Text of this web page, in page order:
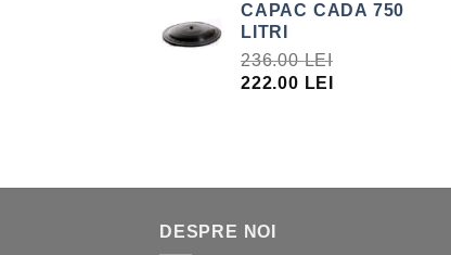
A
FOST:
396.00 LEI.
ESTE:
CAPAC CADA 750
LITRI
236.00LEI
PREȚUL
222.00 LEI
DESPRE NOI